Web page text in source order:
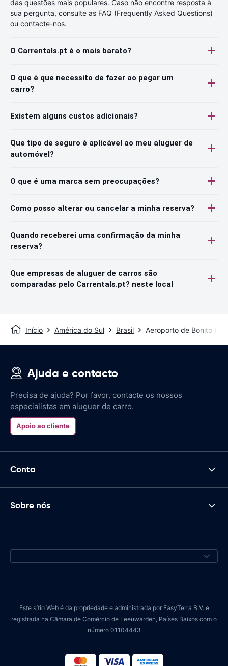
das questões mais populares. Caso não encontre resposta à
sua pergunta, consulte as FAQ (Frequently Asked Questions)
ou contacte-nos.
O Carrentals.pt é o mais barato?
O que é que necessito de fazer ao pegar um
carro?
Existem alguns custos adicionais?
Que tipo de seguro é aplicável ao meu aluguer de
automóvel?
O que é uma marca sem preocupações?
Como posso alterar ou cancelar a minha reserva?
Quando receberei uma confirmação da minha
reserva?
Que empresas de aluguer de carros são
comparadas pelo Carrentals.pt? neste local
Início América do Sul Brasil Aeroporto de Bonito
Ajuda e contacto
Precisa de ajuda? Por favor, contacte os nossos
especialistas em aluguer de carro.
Apoio ao cliente
Conta
Sobre nós
Este sítio Web é da propriedade e administrada por EasyTerra B.V. e
registrada na Câmara de Comércio de Leeuwarden, Países Baixos com o
número 01104443